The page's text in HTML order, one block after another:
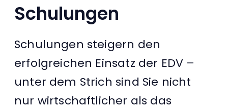
Schulungen
Schulungen steigern den
erfolgreichen Einsatz der EDV –
unter dem Strich sind Sie nicht
nur wirtschaftlicher als das